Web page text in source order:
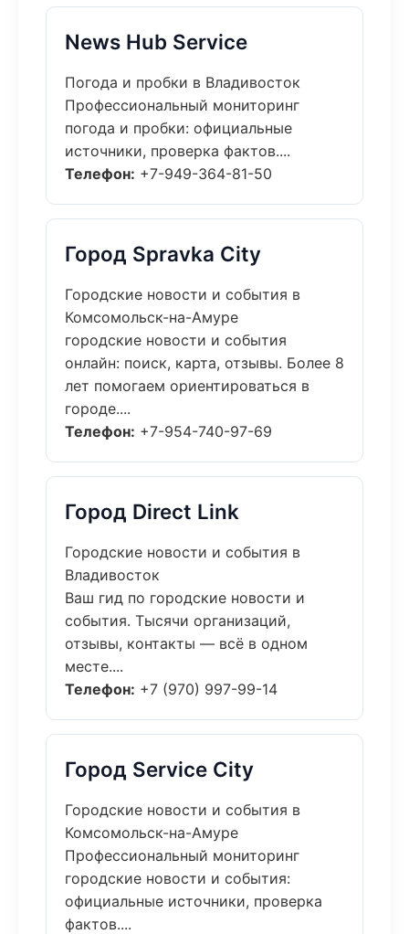
News Hub Service
Погода и пробки в Владивосток
Профессиональный мониторинг
погода и пробки: официальные
источники, проверка фактов....
Телефон: +7-949-364-81-50
Город Spravka City
Городские новости и события в
Комсомольск-на-Амуре
городские новости и события
онлайн: поиск, карта, отзывы. Более 8
лет помогаем ориентироваться в
городе....
Телефон: +7-954-740-97-69
Город Direct Link
Городские новости и события в
Владивосток
Ваш гид по городские новости и
события. Тысячи организаций,
отзывы, контакты — всё в одном
месте....
Телефон: +7 (970) 997-99-14
Город Service City
Городские новости и события в
Комсомольск-на-Амуре
Профессиональный мониторинг
городские новости и события:
официальные источники, проверка
фактов....